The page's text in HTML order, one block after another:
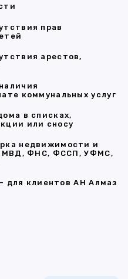
прав
арестов,
коммунальных услуг
в списках,
или сносу
недвижимости и
МВД, ФНС, ФССП, УФМС,
для клиентов АН Алмаз